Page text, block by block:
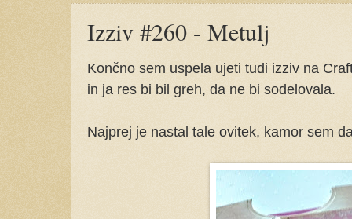
Izziv #260 - Metulj
Končno sem uspela ujeti tudi izziv na
in ja res bi bil greh, da ne bi sodelovala.
Najprej je nastal tale ovitek, kamor sem